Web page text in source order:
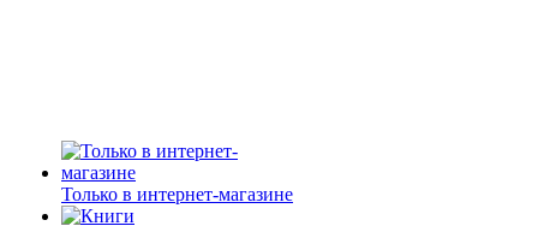
Только в интернет-магазине